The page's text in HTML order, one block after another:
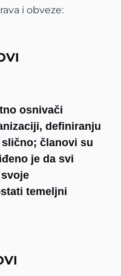
i obveze:
osnivači
definiranju
članovi su
je da svi
temeljni